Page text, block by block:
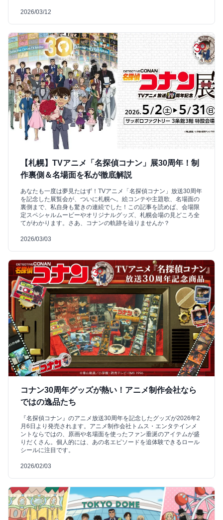
2026/03/12
【札幌】TVアニメ「名探偵コナン」展30周年！制
作裏側＆名場面を私が徹底解説
あなたも一度は夢見たはず！TVアニメ「名探偵コナン」放送30周年
を記念した展覧会が、ついに札幌へ。絵コンテや主題歌、名場面の
裏側まで、私自身も驚きの連続でした！この記事を読めば、会場限
定スペシャルムービーやオリジナルグッズ、札幌会場の見どころ全
てがわかります。さあ、コナンの軌跡を辿りませんか？
2026/03/03
コナン30周年グッズが熱い！アニメ制作会社なら
ではの逸品たち
『名探偵コナン』のアニメ放送30周年を記念したグッズが2026年2
月6日より発売されます。アニメ制作会社トムス・エンタテインメ
ントならではの、原画や名場面を使ったファン垂涎のアイテムが盛
りだくさん。個人的には、あの名エピソードを追体験できるロール
シールに注目です。
2026/02/03